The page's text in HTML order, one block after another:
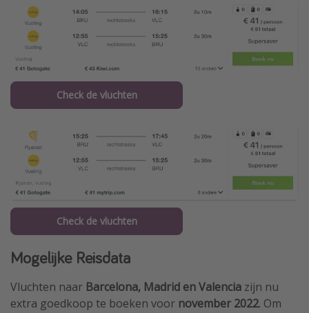
Check de vluchten
Check de vluchten
Mogelijke Reisdata
Vluchten naar Barcelona, Madrid enValencia zijn nu
extra goedkoop te boeken voor november 2022. Om